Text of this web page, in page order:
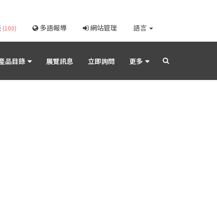
(100) 多語報導 網站管理 語言
品目錄 展覽訊息 立即詢問 更多